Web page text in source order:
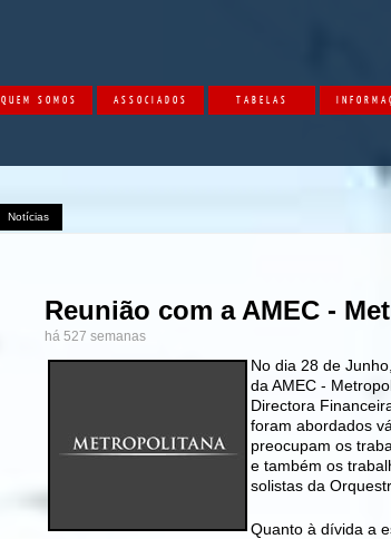
QUEM SOMOS ASSOCIADOS TABELAS
Notícias
Reunião com a AMEC -
há 527 semanas
No dia 28 de
da AMEC -
Directora
foram abordados
preocupam os
e também os
solistas da
Quanto à dívida a